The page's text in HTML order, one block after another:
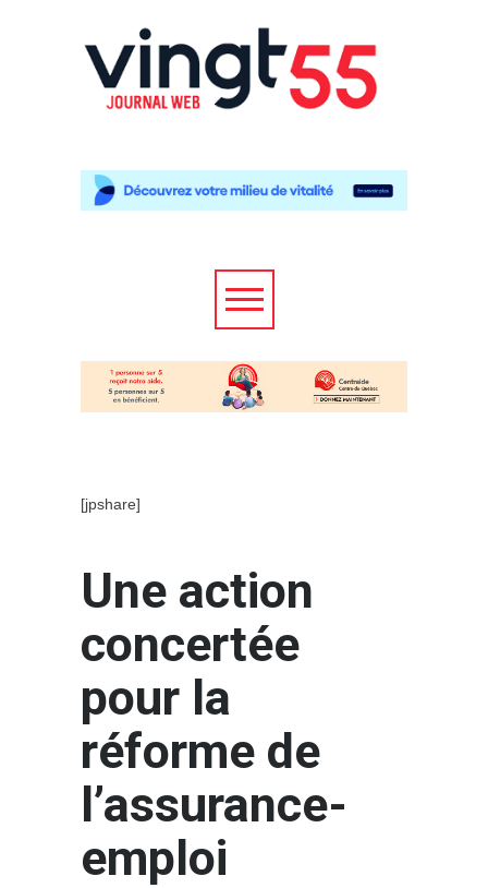
[jpshare]
Une action
concertée
pour la
réforme de
l’assurance-
emploi